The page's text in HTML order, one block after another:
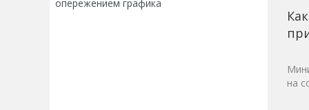
опережением графика
на